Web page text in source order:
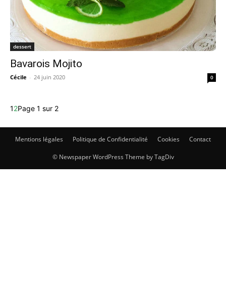
dessert
Bavarois Mojito
Cécile - 24 juin 2020 0
12Page 1 sur 2
Mentions légales Politique de Confidentialité Cookies Contact
© Newspaper WordPress Theme by TagDiv